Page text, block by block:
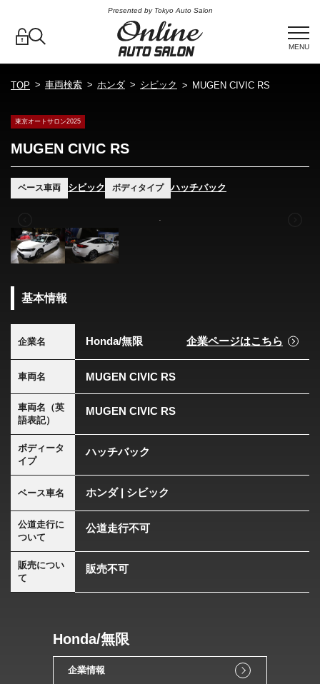
Presented by Tokyo Auto Salon
MENU
TOP 車両検索 ホンダ シビック MUGEN CIVIC RS
東京オートサロン2025
MUGEN CIVIC RS
ベース車両 シビック ボディタイプ ハッチバック
基本情報
企業名 Honda/無限 企業ページはこちら
車両名 MUGEN CIVIC RS
車両名（英
語表記）
MUGEN CIVIC RS
ボディータ
イプ
ハッチバック
ベース車名 ホンダ | シビック
公道走行に
ついて
公道走行不可
販売につい
て
販売不可
Honda/無限
企業情報